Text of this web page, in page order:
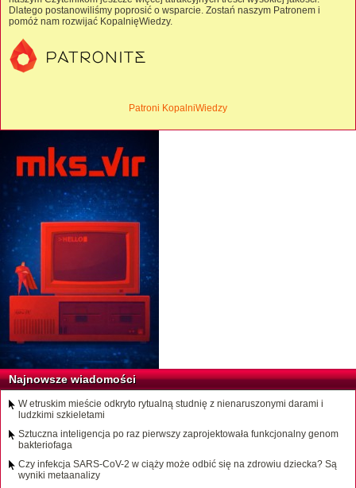
Dlatego postanowiliśmy poprosić o wsparcie. Zostań naszym Patronem i
pomóż nam rozwijać KopalnięWiedzy.
Patroni KopalniWiedzy
Najnowsze wiadomości
W etruskim mieście odkryto rytualną studnię z nienaruszonymi darami i
ludzkimi szkieletami
Sztuczna inteligencja po raz pierwszy zaprojektowała funkcjonalny genom
bakteriofaga
Czy infekcja SARS-CoV-2 w ciąży może odbić się na zdrowiu dziecka? Są
wyniki metaanalizy